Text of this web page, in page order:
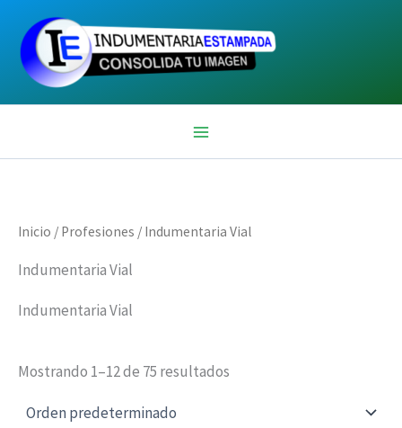
contenido
Inicio / Profesiones / Indumentaria Vial
Indumentaria Vial
Indumentaria Vial
Mostrando 1–12 de 75 resultados